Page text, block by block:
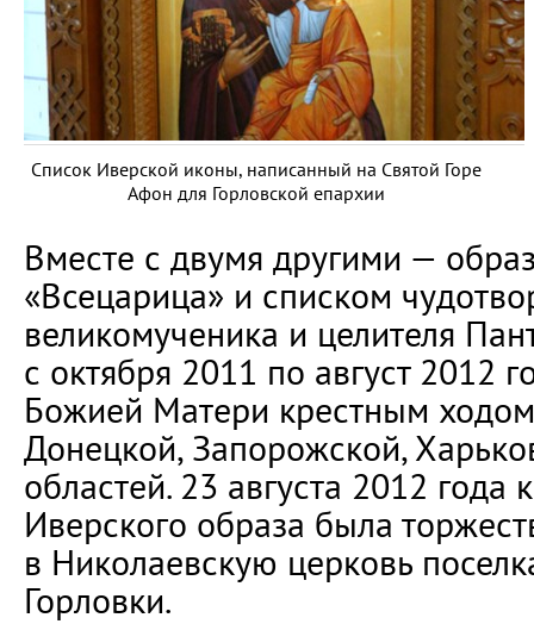
Список Иверской иконы, написанный на Святой Горе
Афон для Горловской епархии
Вместе с двумя другими —
«Всецарица» и списком
великомученика и целителя
с октября 2011 по август 2012
Божией Матери крестным
Донецкой, Запорожской,
областей. 23 августа 2012 года
Иверского образа была
в Николаевскую церковь
Горловки.